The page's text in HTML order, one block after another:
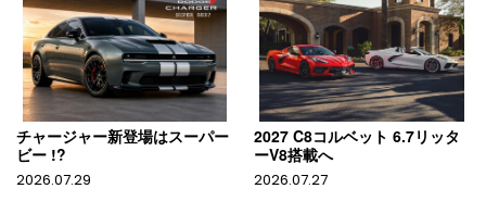
チャージャー新登場はスーパー
ビー !?
2026.07.29
2027 C8コルベット 6.7リッタ
ーV8搭載へ
2026.07.27